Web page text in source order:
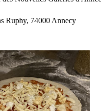
Ruphy, 74000 Annecy